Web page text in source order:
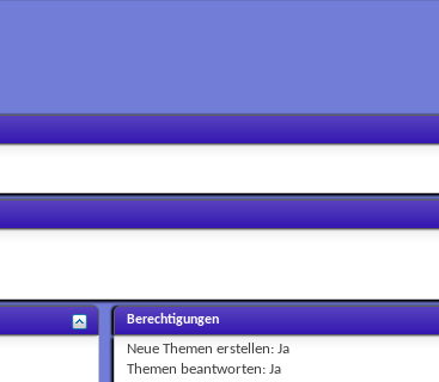
Berechtigungen
Neue Themen erstellen:Ja
Themen beantworten:Ja